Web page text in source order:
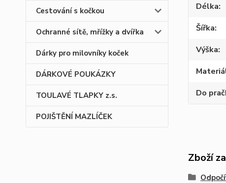
Cestování s kočkou
Ochranné sítě, mřížky a dvířka
Dárky pro milovníky koček
DÁRKOVÉ POUKÁZKY
TOULAVÉ TLAPKY z.s.
POJIŠTĚNÍ MAZLÍČEK
Délka
Šířka
Výška
Do
Zboží